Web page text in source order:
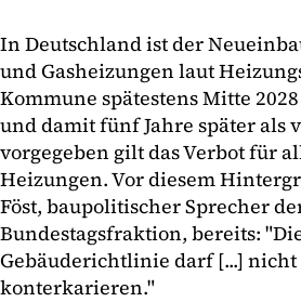
In Deutschland ist der
und Gasheizungen laut
Kommune spätestens Mitte
und damit fünf Jahre später als
vorgegeben gilt das Verbot für
Heizungen. Vor diesem
Föst, baupolitischer Sprecher
Bundestagsfraktion, bereits:
Gebäuderichtlinie darf [...] nicht
konterkarieren."